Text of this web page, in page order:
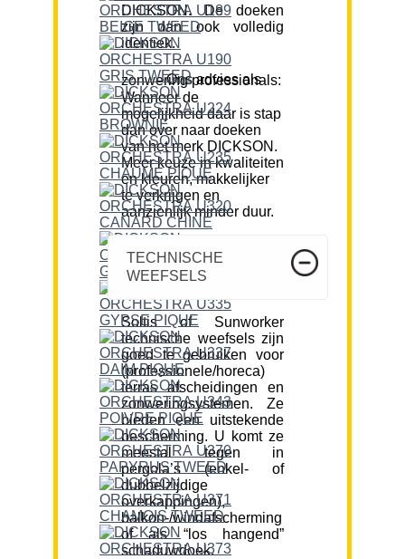
DICKSON. De doeken
zijn dan ook volledig
identiek.
Ons advies als zonwering professionals:
Wanneer de
mogelijkheid daar is stap
dan over naar doeken
van het merk DICKSON.
Meer keuze in kwaliteiten
en kleuren, makkelijker
te verkrijgen en
aanzienlijk minder duur.
TECHNISCHE
WEEFSELS
Soltis of Sunworker
technische weefsels zijn
goed te gebruiken voor
(professionele/horeca)
terras afscheidingen en
zonweringsystemen. Ze
bieden een uitstekende
bescherming. U komt ze
meestal tegen in
pergola’s (enkel- of
dubbelzijdige
overkappingen),
balkon-/windafscherming
of als “los hangend”
schaduwdoek.